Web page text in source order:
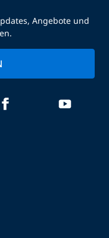
Angebote und